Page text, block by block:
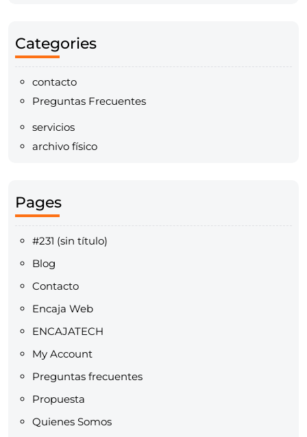
Categories
contacto
Preguntas Frecuentes
servicios
archivo físico
Pages
#231 (sin título)
Blog
Contacto
Encaja Web
ENCAJATECH
My Account
Preguntas frecuentes
Propuesta
Quienes Somos